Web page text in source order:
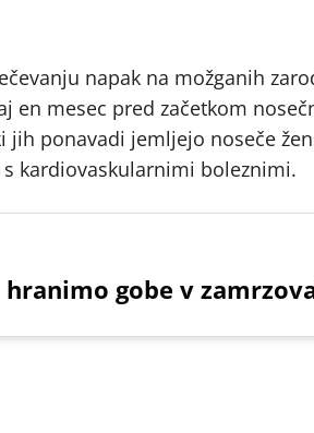
napak na možganih
en mesec pred začetkom
ponavadi jemljejo noseče
kardiovaskularnimi boleznimi.
gobe v